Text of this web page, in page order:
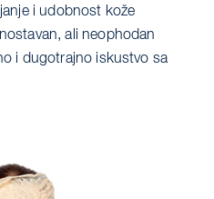
i udobnost kože
ali neophodan
i dugotrajno iskustvo sa